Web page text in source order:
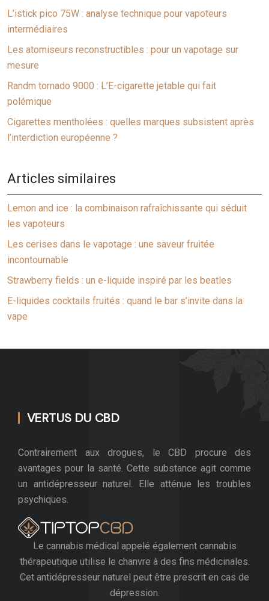
L’istick pico 75W : analyse technique pour vapoteurs
intermédiaires
Les atomiseurs reconstructibles : pour un vapotage sur
mesure
Randm tornado 9000 : L’E-cigarette jetable qui fait
polémique
Cigarettes mentholées : quelles marques subsistent après
l’interdiction européenne ?
Articles similaires
Lemon and ice : la combinaison rafraîchissante qui séduit
les vapoteurs
Les cerises dans le vapotage : une saveur fruitée
incontournable
Strawberry fields : un e-liquide inspiré par les beatles
E-liquides cocktails fruités : quand le bar s’invite dans la
vape
VERTUS DU CBD
Contrairement aux drogues, le CBD procure des
avantages pour la santé. Cette substance agit comme
un antidépresseur naturel. Elle atténue les troubles
psychiques.
Le cannabis médical appelé également cannabis
thérapeutique utilise le chanvre à des fins médicinales.
Cet antidépresseur naturel peut être prescrit en cas de
dépression.